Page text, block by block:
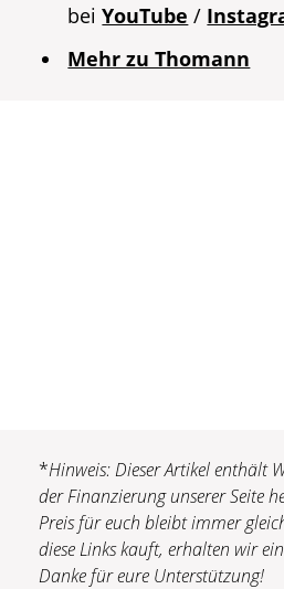
beiYouTube /
Mehr zu Thomann
*Hinweis: Dieser Artikel enthält
der Finanzierung unserer Seite
Preis für euch bleibt immer
diese Links kauft, erhalten wir
Danke für eure Unterstützung!